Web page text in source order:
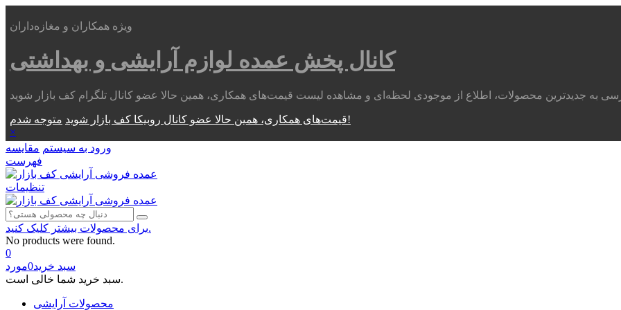
ویژه همکاران و مغازه‌داران
کانال پخش عمده لوازم آرایشی و بهداشتی
قیمت‌های همکاری، همین حالا عضو کانال روبیکا کف بازار شویدمتوجه شدم!
×
ورود به سیستم مقایسه
فهرست
تنظیمات
برای محصولات بیشتر کلیک کنید.
No products were found.
0
سبد خرید0مورد
سبد خرید شما خالی است.
محصولات آرایشی